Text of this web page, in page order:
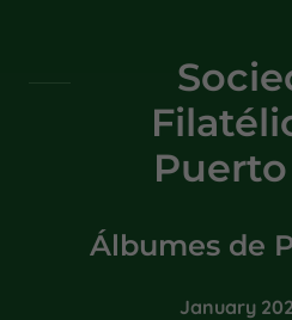
Álbumes de
January